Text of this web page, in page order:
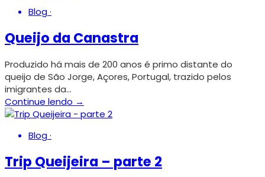
Blog·
Queijo da Canastra
Produzido há mais de 200 anos é primo distante do
queijo de São Jorge, Açores, Portugal, trazido pelos
imigrantes da…
Continue lendo →
Blog·
Trip Queijeira – parte 2